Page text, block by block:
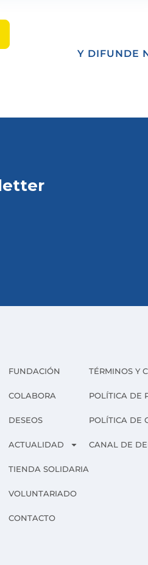
Y DIFUNDE
FUNDACIÓN
COLABORA
DESEOS
ACTUALIDAD
TIENDA SOLIDARIA
VOLUNTARIADO
CONTACTO
TÉRMINOS Y
POLÍTICA DE
POLÍTICA DE
CANAL DE